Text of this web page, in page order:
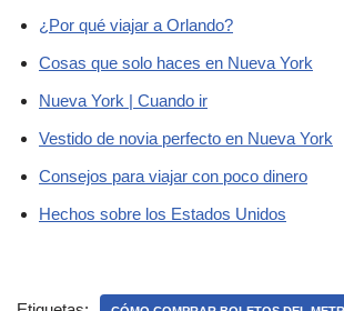
¿Por qué viajar a Orlando?
Cosas que solo haces en Nueva York
Nueva York | Cuando ir
Vestido de novia perfecto en Nueva York
Consejos para viajar con poco dinero
Hechos sobre los Estados Unidos